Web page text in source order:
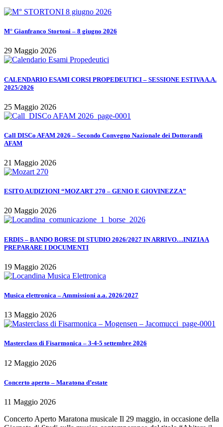
M° Gianfranco Stortoni – 8 giugno 2026
29 Maggio 2026
CALENDARIO ESAMI CORSI PROPEDEUTICI – SESSIONE ESTIVA A.A.
2025/2026
25 Maggio 2026
Call DISCo AFAM 2026 – Secondo Convegno Nazionale dei Dottorandi
AFAM
21 Maggio 2026
ESITO AUDIZIONI “MOZART 270 – GENIO E GIOVINEZZA”
20 Maggio 2026
ERDIS – BANDO BORSE DI STUDIO 2026/2027 IN ARRIVO…INIZIA A
PREPARARE I DOCUMENTI
19 Maggio 2026
Musica elettronica – Ammissioni a.a. 2026/2027
13 Maggio 2026
Masterclass di Fisarmonica – 3-4-5 settembre 2026
12 Maggio 2026
Concerto aperto – Maratona d’estate
11 Maggio 2026
Concerto Aperto Maratona musicale Il 29 maggio, in occasione della